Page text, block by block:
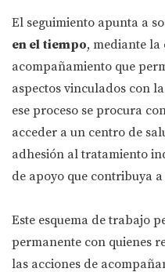
El seguimiento apunta a
en el tiempo, mediante
acompañamiento que
aspectos vinculados con
ese proceso se procura
acceder a un centro de
adhesión al tratamiento
de apoyo que contribuya a
Este esquema de trabajo
permanente con quienes
las acciones de